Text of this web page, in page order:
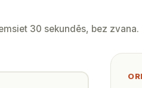
30 sekundēs, bez zvana.